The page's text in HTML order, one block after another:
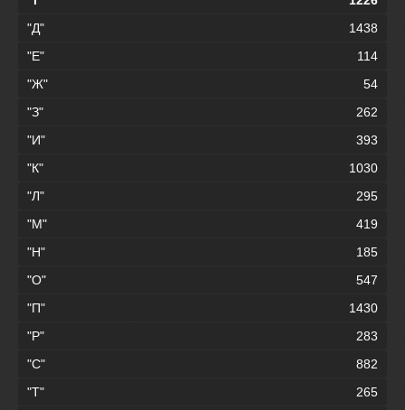
"Д"
1438
"Е"
114
"Ж"
54
"З"
262
"И"
393
"К"
1030
"Л"
295
"М"
419
"Н"
185
"О"
547
"П"
1430
"Р"
283
"С"
882
"Т"
265